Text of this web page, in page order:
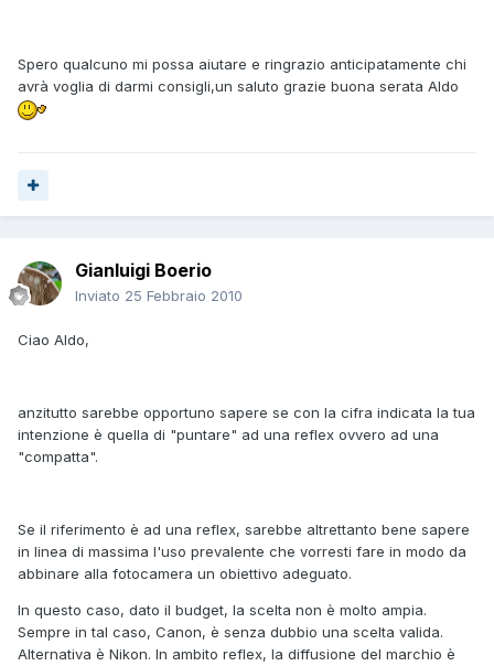
Spero qualcuno mi possa aiutare e ringrazio anticipatamente chi
avrà voglia di darmi consigli,un saluto grazie buona serata Aldo
Gianluigi Boerio
Inviato 25 Febbraio 2010
Ciao Aldo,
anzitutto sarebbe opportuno sapere se con la cifra indicata la tua
intenzione è quella di "puntare" ad una reflex ovvero ad una
"compatta".
Se il riferimento è ad una reflex, sarebbe altrettanto bene sapere
in linea di massima l'uso prevalente che vorresti fare in modo da
abbinare alla fotocamera un obiettivo adeguato.
In questo caso, dato il budget, la scelta non è molto ampia.
Sempre in tal caso, Canon, è senza dubbio una scelta valida.
Alternativa è Nikon. In ambito reflex, la diffusione del marchio è